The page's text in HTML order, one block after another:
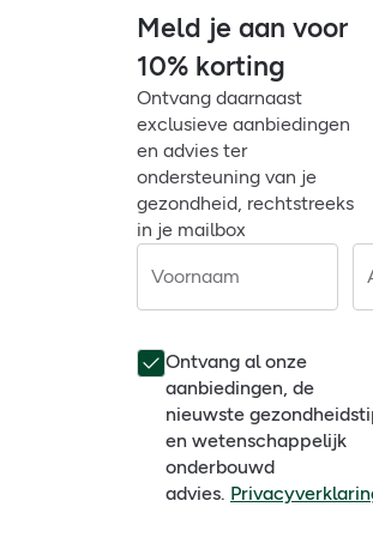
Meld je aan voor
10% korting
Ontvang daarnaast
exclusieve aanbiedingen
en advies ter
ondersteuning van je
gezondheid, rechtstreeks
in je mailbox
Voornaam
Ontvang al onze
aanbiedingen, de
nieuwste
en wetenschappelijk
onderbouwd
advies.